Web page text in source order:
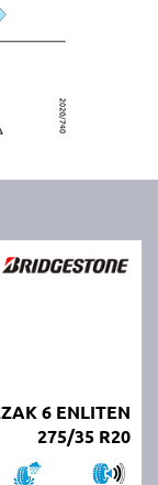
6 ENLITEN
275/35 R20